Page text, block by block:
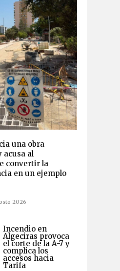
una obra
acusa al
convertir la
en un ejemplo
2026
Incendio en
Algeciras provoca
el corte de la A-7 y
complica los
accesos hacia
Tarifa